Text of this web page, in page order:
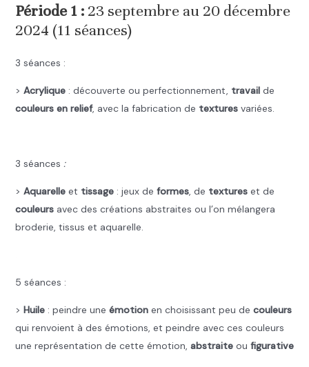
Période 1 :23 septembre au 20 décembre
2024 (11 séances)
3 séances :
> Acrylique : découverte ou perfectionnement, travail de
couleurs en relief, avec la fabrication de texturesvariées.
3 séances :
> Aquarelle et tissage : jeux de formes, de textures et de
couleurs avec des créations abstraites ou l’on mélangera
broderie, tissus et aquarelle.
5 séances :
> Huile: peindre une émotion en choisissant peu de couleurs
qui renvoient à des émotions, et peindre avec ces couleurs
une représentation de cette émotion, abstraite ou figurative